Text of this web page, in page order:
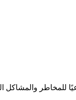
للمخاطر والمشاكل